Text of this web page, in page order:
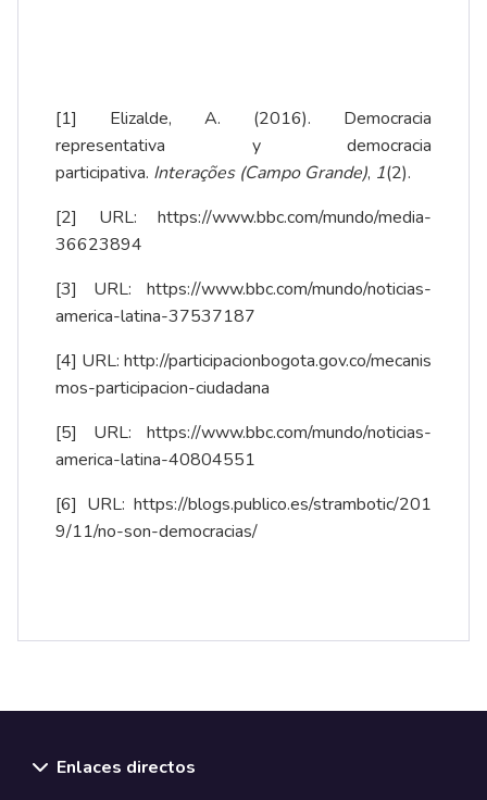
[1] Elizalde, A. (2016). Democracia
representativa y democracia
participativa. Interações (Campo Grande), 1(2).
[2] URL: https://www.bbc.com/mundo/media-
36623894
[3] URL: https://www.bbc.com/mundo/noticias-
america-latina-37537187
[4] URL: http://participacionbogota.gov.co/mecanis
mos-participacion-ciudadana
[5] URL: https://www.bbc.com/mundo/noticias-
america-latina-40804551
[6] URL: https://blogs.publico.es/strambotic/201
9/11/no-son-democracias/
Enlaces directos